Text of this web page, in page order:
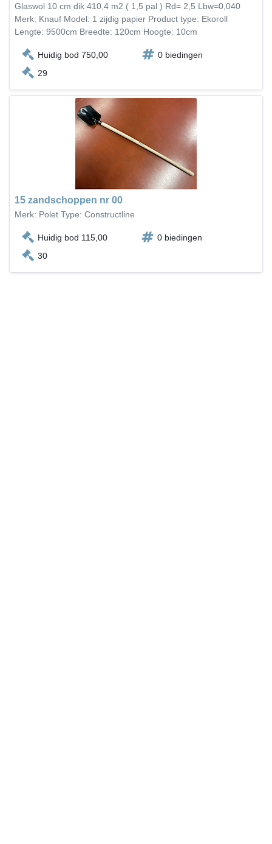
Glaswol 10 cm dik 410,4 m2 ( 1,5 pal ) Rd= 2,5 Lbw=0,040
Merk: Knauf Model: 1 zijdig papier Product type: Ekoroll
Lengte: 9500cm Breedte: 120cm Hoogte: 10cm
Huidig bod 750,00
0 biedingen
29
15 zandschoppen nr 00
Merk: Polet Type: Constructline
Huidig bod 115,00
0 biedingen
30